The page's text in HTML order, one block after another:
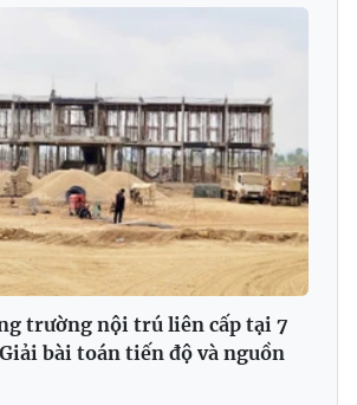
trường nội trú liên cấp tại 7
bài toán tiến độ và nguồn